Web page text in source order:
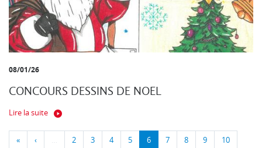
08/01/26
CONCOURS DESSINS DE NOEL
Lire la suite
« ‹ … 2 3 4 5 6 7 8 9 10